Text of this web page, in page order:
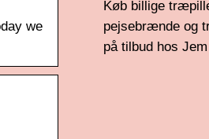
we
Køb billige
pejsebrænde og
på tilbud hos